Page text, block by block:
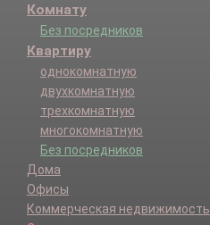
Комнату
Без посредников
Квартиру
однокомнатную
двухкомнатную
трехкомнатную
многокомнатную
Без посредников
Дома
Офисы
Коммерческая недвижимость